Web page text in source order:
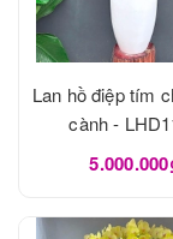
Lan hồ điệp tím
cành -